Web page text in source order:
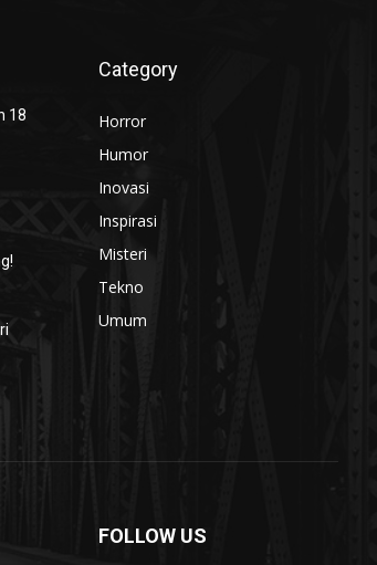
18
Category
Horror
Humor
Inovasi
Inspirasi
Misteri
Tekno
Umum
FOLLOW US